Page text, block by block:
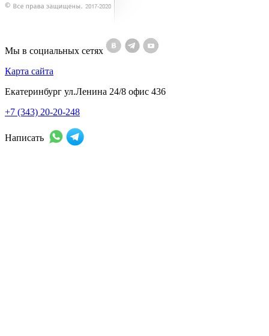
Мы в социальных сетях
Карта сайта
Екатеринбург ул.Ленина 24/8 офис 436
+7 (343) 20-20-248
Написать